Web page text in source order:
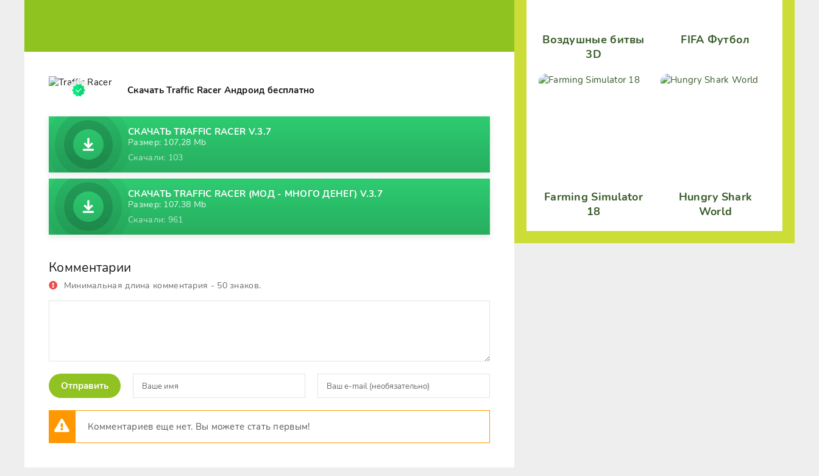
Скачать Traffic Racer Андроид бесплатно
СКАЧАТЬ TRAFFIC RACER V.3.7
Размер: 107,28 Mb
Скачали: 103
СКАЧАТЬ TRAFFIC RACER (МОД - МНОГО ДЕНЕГ) V.3.7
Размер: 107,38 Mb
Скачали: 961
Комментарии
Минимальная длина комментария - 50 знаков.
Отправить
Комментариев еще нет. Вы можете стать первым!
Воздушные битвы
3D
FIFA Футбол
Farming Simulator
18
Hungry Shark
World